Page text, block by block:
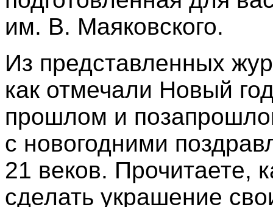
им. В. Маяковского.
Из представленных
как отмечали Новый
прошлом и
с новогодними
21 веков. Прочитаете,
сделать украшение